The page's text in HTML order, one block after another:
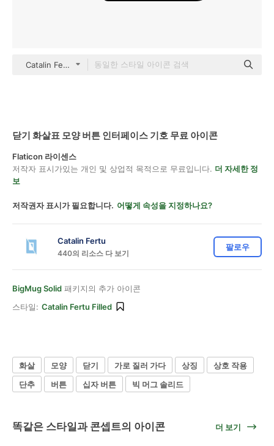
Catalin Fertu Filled
닫기 화살표 모양 버튼 인터페이스 기호 무료 아이콘
Flaticon 라이센스
저작자 표시가있는 개인 및 상업적 목적으로 무료입니다. 더 자세한 정
보
저작권자 표시가 필요합니다. 어떻게 속성을 지정하나요?
Catalin Fertu
440의 리소스 다 보기
팔로우
BigMug Solid 패키지의 추가 아이콘
스타일: Catalin Fertu Filled
화살 모양 닫기 가로 질러 가다 상징
상호 작용
단추
버튼 십자 버튼 빅 머그 솔리드
똑같은 스타일과 콘셉트의 아이콘 더 보기